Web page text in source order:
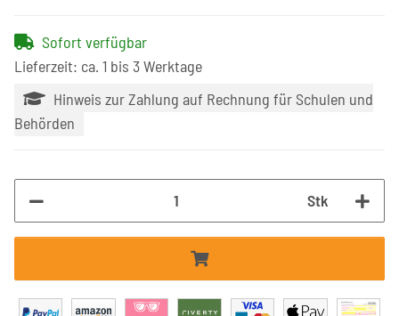
Sofort verfügbar
Lieferzeit: ca. 1 bis 3 Werktage
Hinweis zur Zahlung auf Rechnung für Schulen und
Behörden
Stk